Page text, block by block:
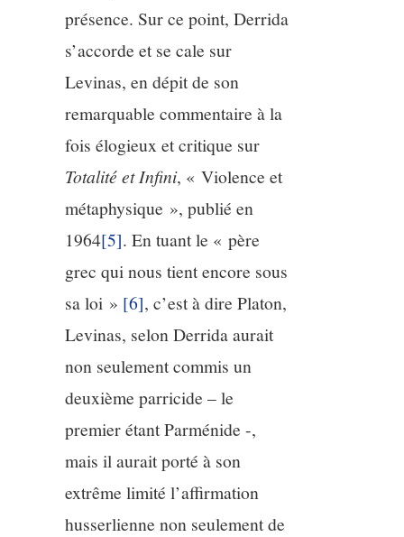
présence. Sur ce point, Derrida
s’accorde et se cale sur
Levinas, en dépit de son
remarquable commentaire à la
fois élogieux et critique sur
Totalité et Infini, « Violence et
métaphysique », publié en
1964[5]. En tuant le « père
grec qui nous tient encore sous
sa loi » [6], c’est à dire Platon,
Levinas, selon Derrida aurait
non seulement commis un
deuxième parricide – le
premier étant Parménide -,
mais il aurait porté à son
extrême limité l’affirmation
husserlienne non seulement de